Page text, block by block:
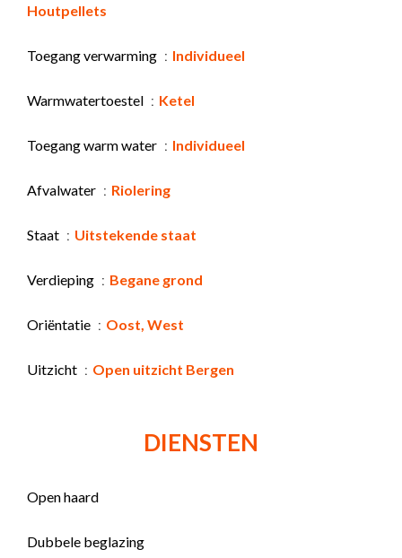
Houtpellets
Toegang verwarming Individueel
Warmwatertoestel Ketel
Toegang warm water Individueel
Afvalwater Riolering
Staat Uitstekende staat
Verdieping Begane grond
Oriëntatie Oost, West
Uitzicht Open uitzicht Bergen
DIENSTEN
Open haard
Dubbele beglazing